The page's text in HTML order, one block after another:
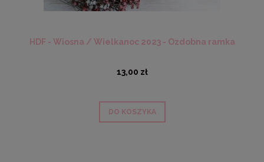
HDF - Wiosna / Wielkanoc 2023 - Ozdobna ramka
13,00 zł
DO KOSZYKA